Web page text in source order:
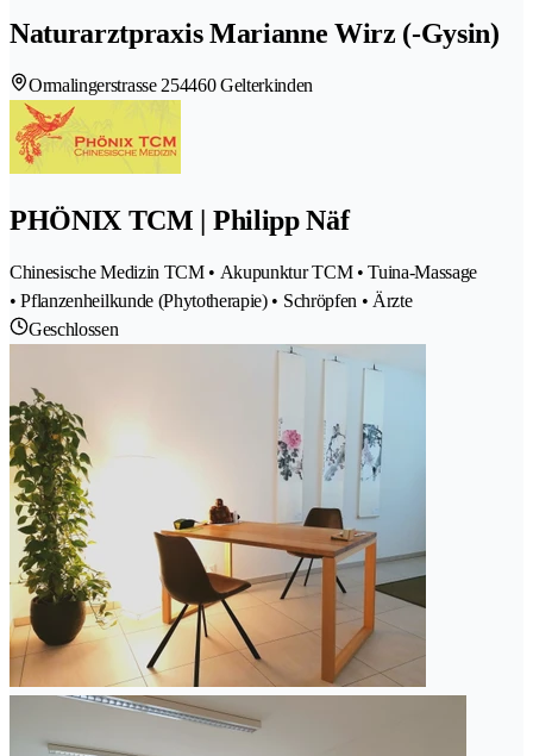
Naturarztpraxis Marianne Wirz (-Gysin)
Ormalingerstrasse 254460 Gelterkinden
PHÖNIX TCM | Philipp Näf
Chinesische Medizin TCM • Akupunktur TCM • Tuina-Massage
• Pflanzenheilkunde (Phytotherapie) • Schröpfen • Ärzte
Geschlossen